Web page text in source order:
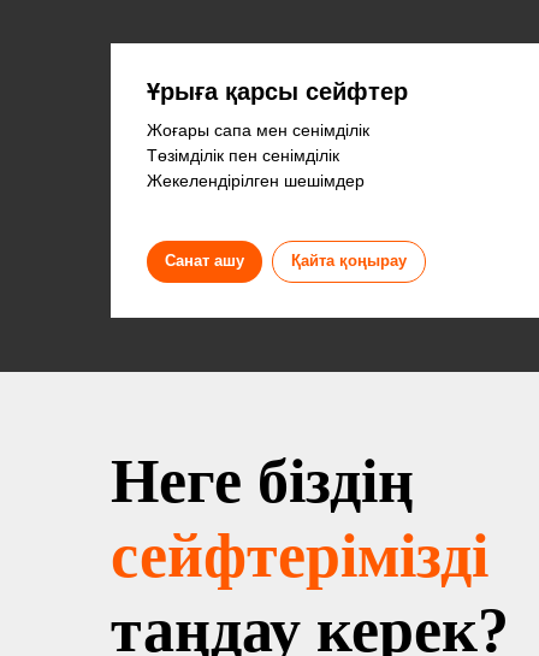
Ұрыға қарсы сейфтер
Жоғары сапа мен сенімділік
Төзімділік пен сенімділік
Жекелендірілген шешімдер
Санат ашу Қайта қоңырау
Неге біздің
сейфтерімізді
таңдау керек?